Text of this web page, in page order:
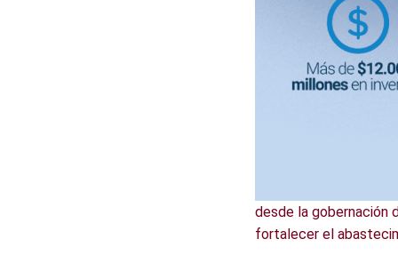
desde la gobernación
fortalecer el